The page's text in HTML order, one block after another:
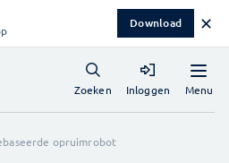
Download ✕
Menu
Zoeken Inloggen
opruimrobot